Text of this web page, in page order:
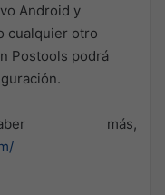
Android y
cualquier otro
Postools podrá
más,